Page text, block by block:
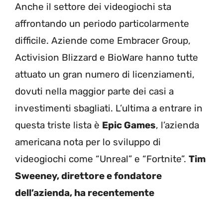
Anche il settore dei videogiochi sta
affrontando un periodo particolarmente
difficile. Aziende come Embracer Group,
Activision Blizzard e BioWare hanno tutte
attuato un gran numero di licenziamenti,
dovuti nella maggior parte dei casi a
investimenti sbagliati. L’ultima a entrare in
questa triste lista è Epic Games, l’azienda
americana nota per lo sviluppo di
videogiochi come “Unreal” e “Fortnite”. Tim
Sweeney, direttore e fondatore
dell’azienda, ha recentemente